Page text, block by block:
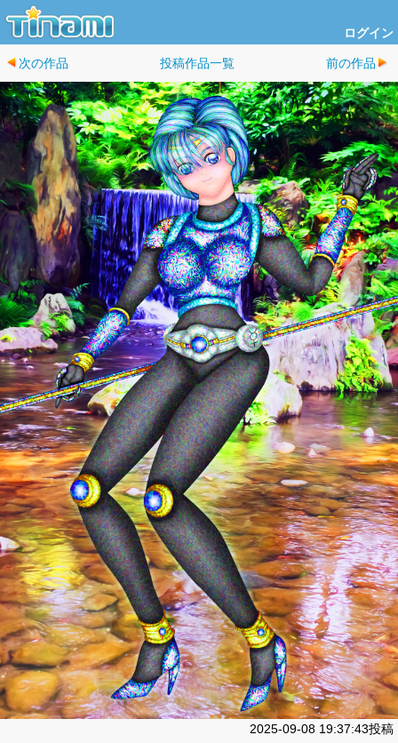
ログイン
次の作品 投稿作品一覧 前の作品
2025-09-08 19:37:43投稿